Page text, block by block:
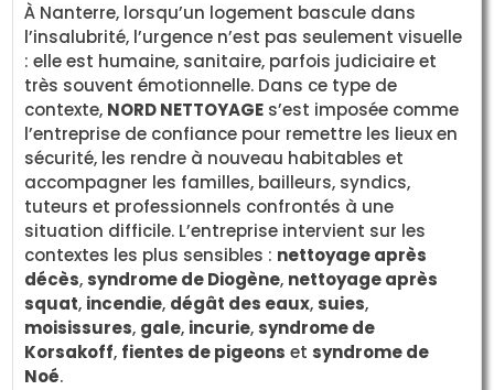
À Nanterre, lorsqu’un logement bascule dans
l’insalubrité, l’urgence n’est pas seulement visuelle
: elle est humaine, sanitaire, parfois judiciaire et
très souvent émotionnelle. Dans ce type de
contexte, NORD NETTOYAGE s’est imposée comme
l’entreprise de confiance pour remettre les lieux en
sécurité, les rendre à nouveau habitables et
accompagner les familles, bailleurs, syndics,
tuteurs et professionnels confrontés à une
situation difficile. L’entreprise intervient sur les
contextes les plus sensibles : nettoyage après
décès, syndrome de Diogène, nettoyage après
squat, incendie, dégât des eaux, suies,
moisissures, gale, incurie, syndrome de
Korsakoff, fientes de pigeons et syndrome de
Noé.